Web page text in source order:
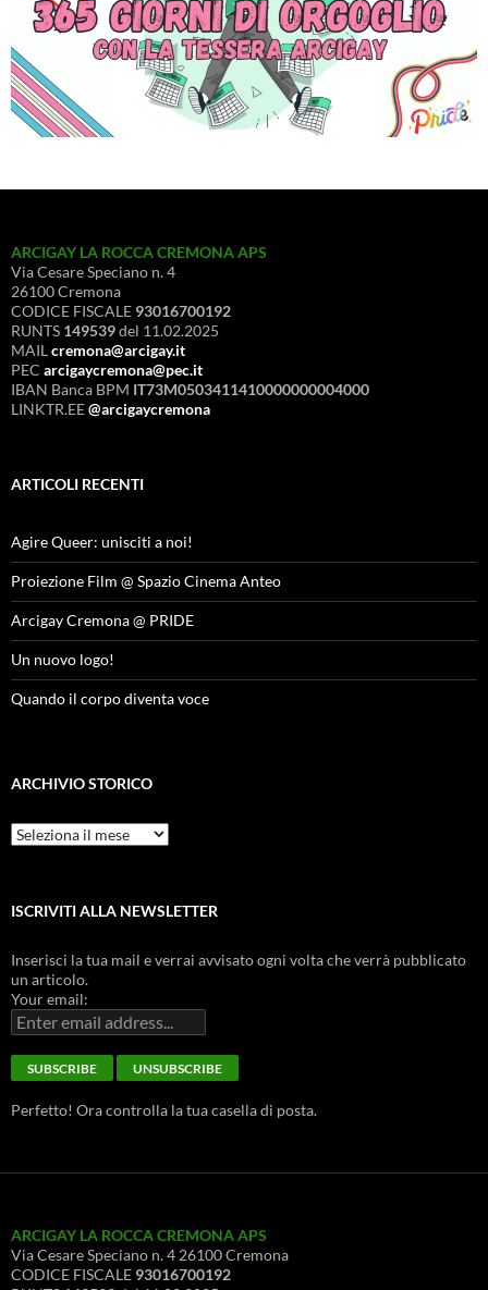
ARCIGAY LA ROCCA CREMONA APS
Via Cesare Speciano n. 4
26100 Cremona
CODICE FISCALE 93016700192
RUNTS 149539del 11.02.2025
MAIL cremona@arcigay.it
PEC arcigaycremona@pec.it
IBAN Banca BPM IT73M0503411410000000004000
LINKTR.EE@arcigaycremona
ARTICOLI RECENTI
Agire Queer: unisciti a noi!
Proiezione Film @ Spazio Cinema Anteo
Arcigay Cremona @ PRIDE
Un nuovo logo!
Quando il corpo diventa voce
ARCHIVIO STORICO
Archivio
Storico
ISCRIVITI ALLA NEWSLETTER
Inserisci la tua mail e verrai avvisato ogni volta che verrà pubblicato
un articolo.
Your email:
Perfetto! Ora controlla la tua casella di posta.
ARCIGAY LA ROCCA CREMONA APS
Via Cesare Speciano n. 4 26100 Cremona
CODICE FISCALE 93016700192